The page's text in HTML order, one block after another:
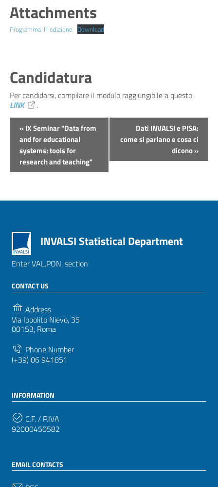
Attachments
Programma-II-edizione Download
Candidatura
Per candidarsi, compilare il modulo raggiungibile a questo
LINK
.
Evento
Navigation
«IX Seminar "Data from
and for educational
systems: tools for
research and teaching"
Dati INVALSI e PISA:
come si parlano e cosa ci
dicono»
INVALSI Statistical Department
Enter VAL.PON. section
CONTACT US
Address
Via Ippolito Nievo, 35
00153, Roma
Phone Number
(+39) 06 941851
INFORMATION
C.F. / P.IVA
92000450582
EMAIL CONTACTS